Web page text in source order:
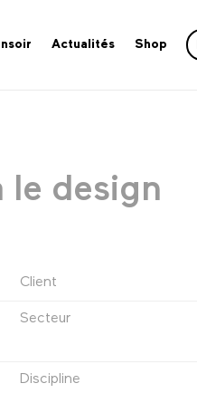
Actualités Shop
le design
Client
Secteur
Discipline